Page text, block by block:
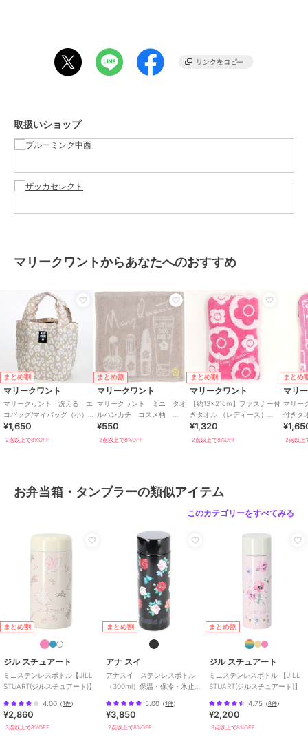
この商品は無料ギフトサービスの対象商品です
>>無料ギフトサービスについての詳細はこちら
商品カテゴリ
性別タイプ
箱・タンブラー
箱・タンブラー
ボリー
サイズ 約169×約58mm 口径約46mm
素材
胴部（外側）：ステンレス鋼 フ
タ（外側）：ステンレス鋼 胴部
（内側）：ステンレス鋼 フタ
（内側）：ポリプロピレン 飲み
口：ポリプロピレン パッキン：
シリコーンゴム
商品のお取り扱い方法
お手入れ －
取扱いショップ
マリークワントからあなたへのおすすめ
まとめ割
マリークワント
マリークヮント 洗える エ
コバッグ/マイバッグ（小）レ
オパード 【MARY
QUANT】
¥1,650
2点以上で8%OFF
まとめ割
マリークワント
マリークヮント ミニ タオ
ルハンカチ コスメ柄
【MARY QUANT マリーク
ワント】
¥550
2点以上で8%OFF
まとめ割
マリークワント
【約13×21cm】ファスナー付
きタオル （レディース）
（MARY QUANT）
¥1,320
2点以上で8%OFF
まとめ
マリ
マリー
付きタ
ース
【
2点以上
お弁当箱・タンブラーの類似アイテム
このカテゴリーをすべてみる
まとめ割
ジル スチュアート
ミニステンレスボトル【JILL
STUART(ジルスチュアート)】
4.00 （1件）
¥2,860
3点以上で8%OFF
まとめ割
アナ スイ
アナスイ ステンレスボトル
（300ml）保温・保冷・氷止め
5.00 （1件）
¥3,850
2点以上で8%OFF
まとめ割
ジル スチュアート
ミニステンレスボトル 【JILL
STUART(ジルスチュアート)】
4.75（8件）
¥2,200
3点以上で8%OFF